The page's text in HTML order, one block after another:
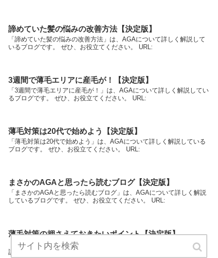
諦めていた髪の悩みの改善方法【決定版】
「諦めていた髪の悩みの改善方法」は、AGAについて詳しく解説して
いるブログです。 ぜひ、お役立てください。 URL:
3週間で薄毛エリアに産毛が！【決定版】
「3週間で薄毛エリアに産毛が！」は、AGAについて詳しく解説してい
るブログです。 ぜひ、お役立てください。 URL:
薄毛対策は20代で始めよう【決定版】
「薄毛対策は20代で始めよう」は、AGAについて詳しく解説している
ブログです。 ぜひ、お役立てください。 URL:
まさかのAGAと思ったら読むブログ【決定版】
「まさかのAGAと思ったら読むブログ」は、AGAについて詳しく解説
しているブログです。 ぜひ、お役立てください。 URL:
薄毛対策の押さえておきたいポイント【決定版】
「薄毛対策の押さえておきたいポイント」は、AGAについて詳しく解
説しているブログです。 ぜひ、お役立てください。 URL: